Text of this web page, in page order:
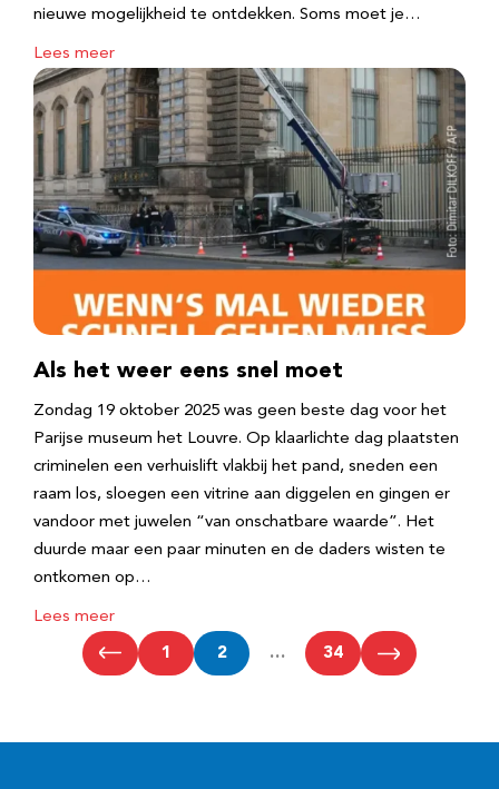
nieuwe mogelijkheid te ontdekken. Soms moet je…
Lees meer
Als het weer eens snel moet
Zondag 19 oktober 2025 was geen beste dag voor het
Parijse museum het Louvre. Op klaarlichte dag plaatsten
criminelen een verhuislift vlakbij het pand, sneden een
raam los, sloegen een vitrine aan diggelen en gingen er
vandoor met juwelen “van onschatbare waarde”. Het
duurde maar een paar minuten en de daders wisten te
ontkomen op…
Lees meer
1 2 … 34